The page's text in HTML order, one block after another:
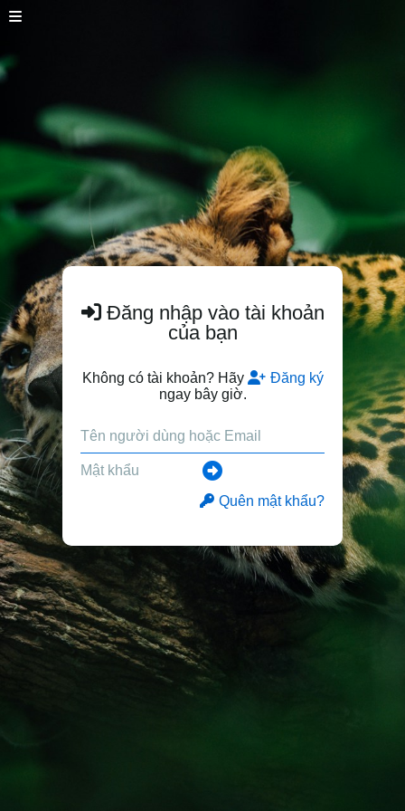
Đăng nhập vào tài khoản
của bạn
Không có tài khoản? Hãy
Đăng ký
ngay bây giờ.
Quên mật khẩu?